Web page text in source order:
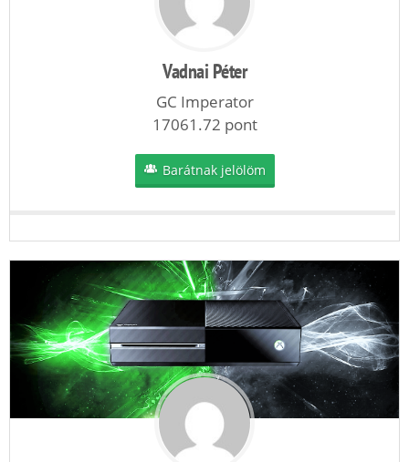
Vadnai Péter
GC Imperator
17061.72 pont
Barátnak jelölöm